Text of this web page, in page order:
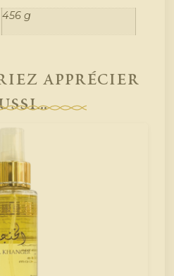
456 g
apprécier